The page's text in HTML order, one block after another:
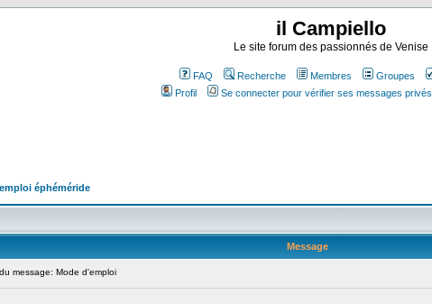
il Campiello
Le site forum des passionnés de Venise
FAQ Recherche Membres Groupes
Profil
Se connecter pour vérifier ses messages privés
éphéméride
Message
message: Mode d'emploi